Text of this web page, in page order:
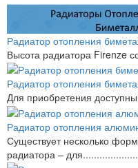
Радиатор отопления
Высота радиатора Firenze
Радиатор отопления
Для приобретения
Радиатор отопления
Существует несколько
радиатора –